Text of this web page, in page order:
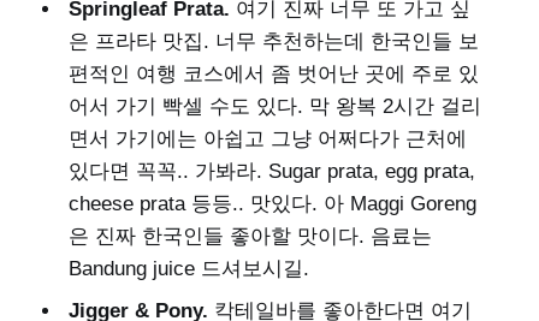
Springleaf Prata. 여기 진짜 너무 또 가고 싶
은 프라타 맛집. 너무 추천하는데 한국인들 보
편적인 여행 코스에서 좀 벗어난 곳에 주로 있
어서 가기 빡셀 수도 있다. 막 왕복 2시간 걸리
면서 가기에는 아쉽고 그냥 어쩌다가 근처에
있다면 꼭꼭.. 가봐라. Sugar prata, egg prata,
cheese prata 등등.. 맛있다. 아 Maggi Goreng
은 진짜 한국인들 좋아할 맛이다. 음료는
Bandung juice 드셔보시길.
Jigger & Pony. 칵테일바를 좋아한다면 여기